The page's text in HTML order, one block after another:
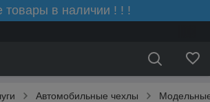
товары в наличии ! ! !
Автомобильные чехлы